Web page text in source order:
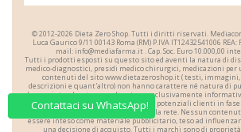
Contattaci su WhatsApp!
© 2012-2026 Dieta Zero Shop. Tutti i diritti riservati.
Luca Gaurico 9/11 00143 Roma (RM) P.IVA IT12432541006
mail: info@mediafarma.it . Cap. Soc. Euro 10.000,00
Tutti i prodotti esposti su questo sito ed aventi la natura di
medico-diagnostici, presidi medico chirurgici, medicazioni
contenuti del sito www.dietazeroshop.it ( testi,
descrizioni e quant'altro) non hanno carattere né natura di
devono intendersi e sono di natura esclusivamente
portare a conoscenza dei clienti o dei potenziali clienti in
venduti da Dieta Zero Shop attraverso la rete. Nessun
essere inteso come materiale pubblicitario, teso ad
una decisione di acquisto. Tutti i marchi sono di